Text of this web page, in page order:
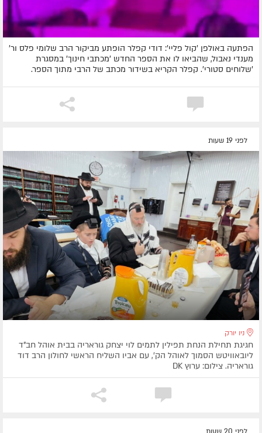
הפתעה באולפן 'קול פליי': דודי קפלר הופתע מביקור הרב שלומי פלס ור'
מענדי נאבול, שהביאו לו את הספר החדש 'מכתבי חינוך' במסגרת
'שלוחים סטורי'. קפלר הקריא בשידור מכתב של הרבי מתוך הספר.
לפני 19 שעות
ניו יורק
חגיגת תחילת הנחת תפילין לתמים לוי יצחק גוראריה בבית אוהל חב"ד
ליובאוויטש הסמוך לאוהל הק', עם אביו השליח הראשי לחולון הרב דוד
גוראריה. צילום: ערוץ DK
לפני 20 שעות